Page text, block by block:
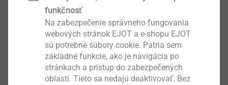
Iso-Corner kit SDF
funkčnosť
Na zabezpečenie správneho fungovania
webových stránok EJOT a e-shopu EJOT
sú potrebné súbory cookie. Patria sem
základné funkcie, ako je navigácia po
stránkach a prístup do zabezpečených
oblastí. Tieto sa nedajú deaktivovať. Bez